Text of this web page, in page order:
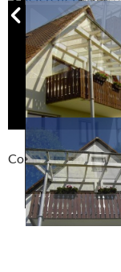
Compackt album